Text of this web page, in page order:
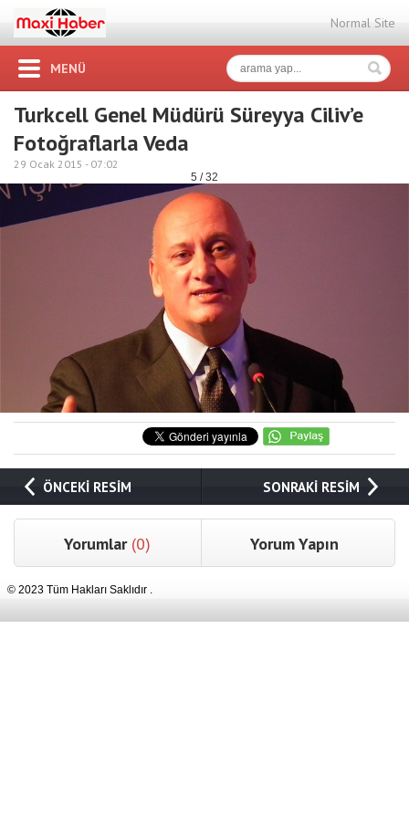
Normal Site
MENÜ
Turkcell Genel Müdürü Süreyya Ciliv’e
Fotoğraflarla Veda
29 Ocak 2015 - 07:02
5 / 32
ÖNCEKİ RESİM SONRAKİ RESİM
Yorumlar (0) Yorum Yapın
© 2023 Tüm Hakları Saklıdır .